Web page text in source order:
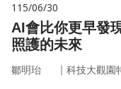
115/06/30
AI會比你更早發
照護的未來
鄒明珆 ｜ 科技大觀園